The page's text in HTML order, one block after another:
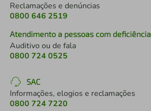
Reclamações e denúncias
0800 646 2519
Atendimento a pessoas com deficiência
Auditivo ou de fala
0800 724 0525
SAC
Informações, elogios e reclamações
0800 724 7220